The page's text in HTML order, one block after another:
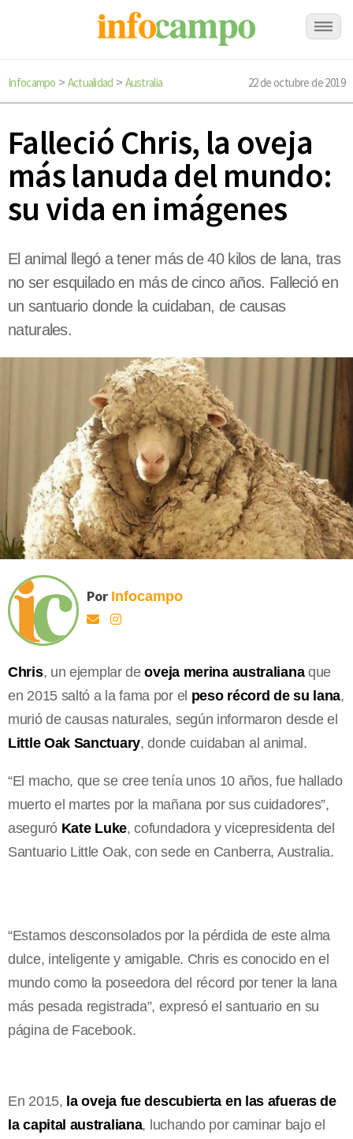
Infocampo > Actualidad > Australia 22 de octubre de 2019
Falleció Chris, la oveja
más lanuda del mundo:
su vida en imágenes
El animal llegó a tener más de 40 kilos de lana, tras
no ser esquilado en más de cinco años. Falleció en
un santuario donde la cuidaban, de causas
naturales.
Por Infocampo
Chris, un ejemplar deoveja merina australianaque
en 2015 saltó a la fama por el peso récord de su lana,
murió de causas naturales, según informaron desde el
Little Oak Sanctuary, donde cuidaban al animal.
“El macho, que se cree tenía unos 10 años, fue hallado
muerto el martes por la mañana por sus cuidadores”,
aseguró Kate Luke, cofundadora y vicepresidenta del
Santuario Little Oak, con sede en Canberra, Australia.
“Estamos desconsolados por la pérdida de este alma
dulce, inteligente y amigable. Chris es conocido en el
mundo como la poseedora del récord por tener la lana
más pesada registrada”, expresó el santuario en su
página de Facebook.
En 2015, la oveja fue descubierta en las afueras de
la capital australiana, luchando por caminar bajo el